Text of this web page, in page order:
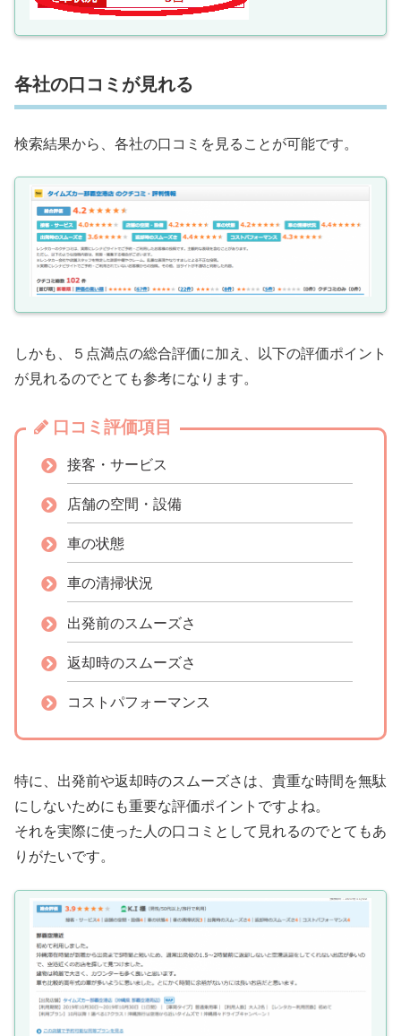
各社の口コミが見れる
検索結果から、各社の口コミを見ることが可能です。
しかも、５点満点の総合評価に加え、以下の評価ポイント
が見れるのでとても参考になります。
口コミ評価項目
接客・サービス
店舗の空間・設備
車の状態
車の清掃状況
出発前のスムーズさ
返却時のスムーズさ
コストパフォーマンス
特に、出発前や返却時のスムーズさは、貴重な時間を無駄
にしないためにも重要な評価ポイントですよね。
それを実際に使った人の口コミとして見れるのでとてもあ
りがたいです。